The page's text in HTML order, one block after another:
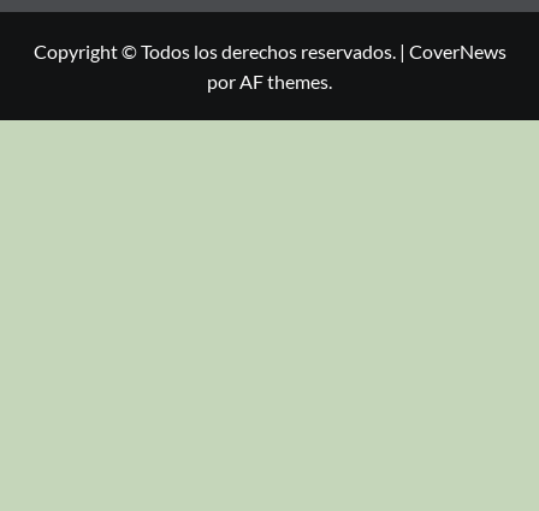
Copyright © Todos los derechos reservados. | CoverNews
por AF themes.